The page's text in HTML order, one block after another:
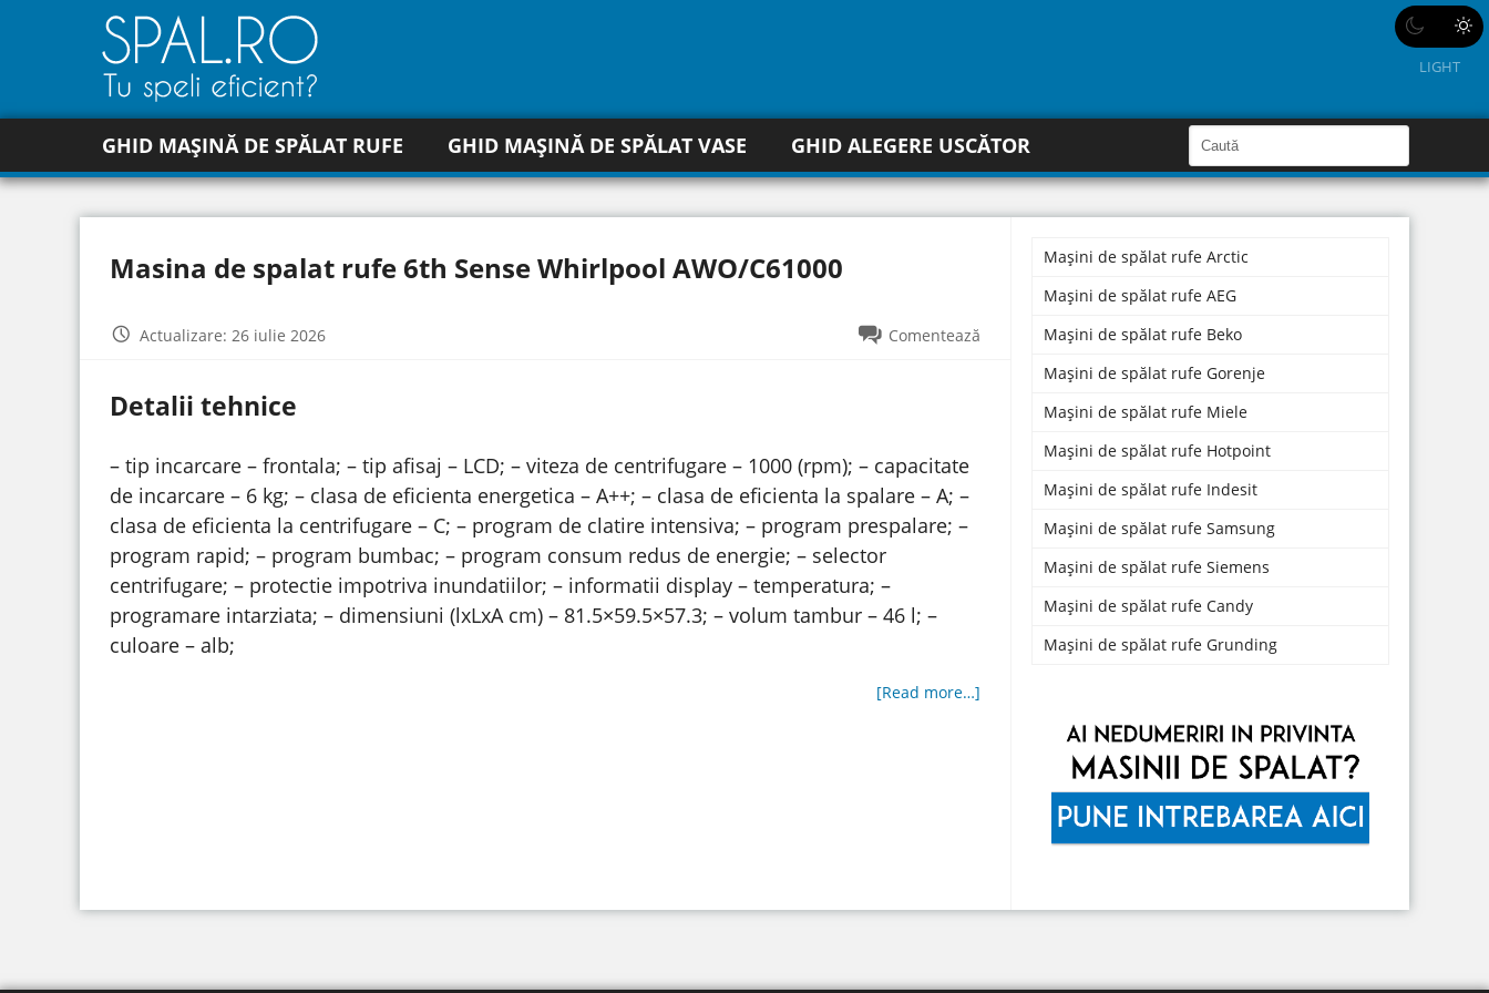
LIGHT
GHID MAȘINĂ DE SPĂLAT RUFE GHID MAȘINĂ DE SPĂLAT VASE GHID ALEGERE USCĂTOR
a
ă
î
n
i
t
e
C
a
n
S
t
Masina de spalat rufe 6th Sense Whirlpool AWO/C61000
Actualizare: 26 iulie 2026 Comentează
Detalii tehnice
– tip incarcare – frontala; – tip afisaj – LCD; – viteza de centrifugare – 1000 (rpm); – capacitate
de incarcare – 6 kg; – clasa de eficienta energetica – A++; – clasa de eficienta la spalare – A; –
clasa de eficienta la centrifugare – C; – program de clatire intensiva; – program prespalare; –
program rapid; – program bumbac; – program consum redus de energie; – selector
centrifugare; – protectie impotriva inundatiilor; – informatii display – temperatura; –
programare intarziata; – dimensiuni (lxLxA cm) – 81.5×59.5×57.3; – volum tambur – 46 l; –
culoare – alb;
[Read more…]
Mașini de spălat rufe Arctic
Mașini de spălat rufe AEG
Mașini de spălat rufe Beko
Mașini de spălat rufe Gorenje
Mașini de spălat rufe Miele
Mașini de spălat rufe Hotpoint
Mașini de spălat rufe Indesit
Mașini de spălat rufe Samsung
Mașini de spălat rufe Siemens
Mașini de spălat rufe Candy
Mașini de spălat rufe Grunding